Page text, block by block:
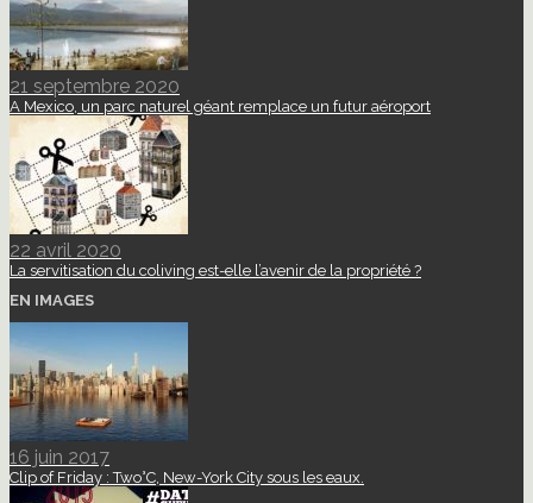
21 septembre 2020
A Mexico, un parc naturel géant remplace un futur aéroport
22 avril 2020
La servitisation du coliving est-elle l’avenir de la propriété ?
EN IMAGES
16 juin 2017
Clip of Friday : Two°C, New-York City sous les eaux.